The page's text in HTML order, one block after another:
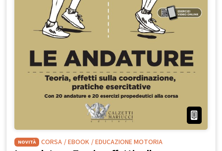
NOVITÀ CORSA / EBOOK / EDUCAZIONE MOTORIA